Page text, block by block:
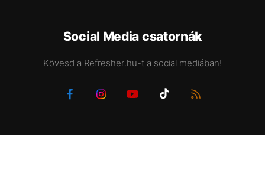
Social Media csatornák
Kövesd a Refresher.hu-t a social mediában!